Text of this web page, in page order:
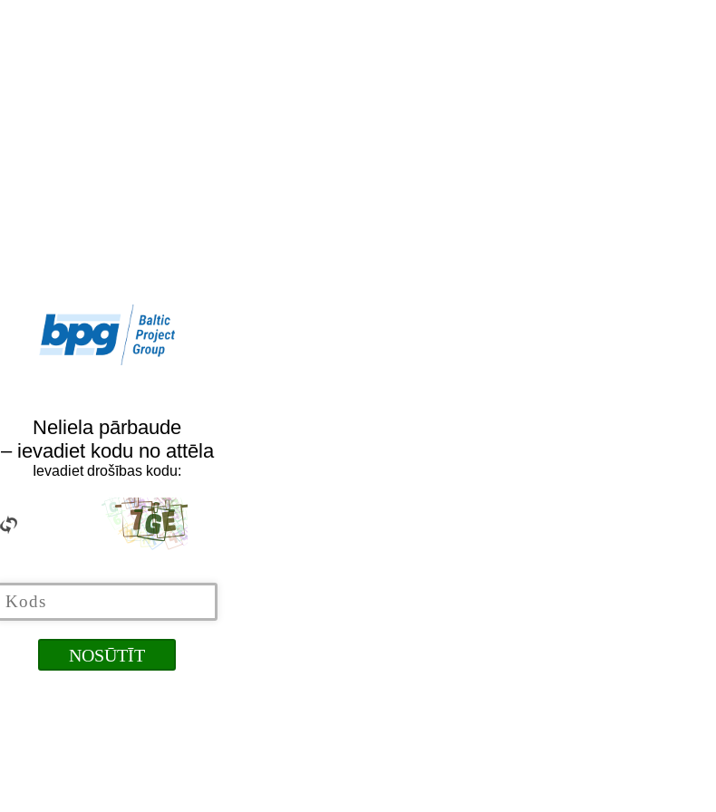
Neliela pārbaude
– ievadiet kodu no attēla
Ievadiet drošības kodu: